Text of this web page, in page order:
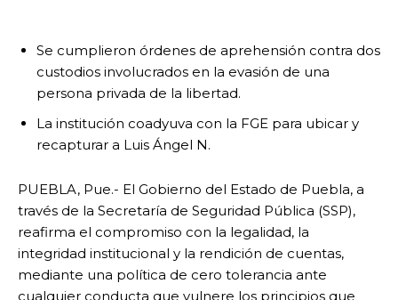
Se cumplieron órdenes de aprehensión contra dos
custodios involucrados en la evasión de una
persona privada de la libertad.
La institución coadyuva con la FGE para ubicar y
recapturar a Luis Ángel N.
PUEBLA, Pue.- El Gobierno del Estado de Puebla, a
través de la Secretaría de Seguridad Pública (SSP),
reafirma el compromiso con la legalidad, la
integridad institucional y la rendición de cuentas,
mediante una política de cero tolerancia ante
cualquier conducta que vulnere los principios que